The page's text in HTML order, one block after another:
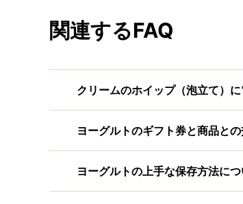
関連するFAQ
クリームのホイップ（泡立て）
ヨーグルトのギフト券と商品と
ヨーグルトの上手な保存方法に